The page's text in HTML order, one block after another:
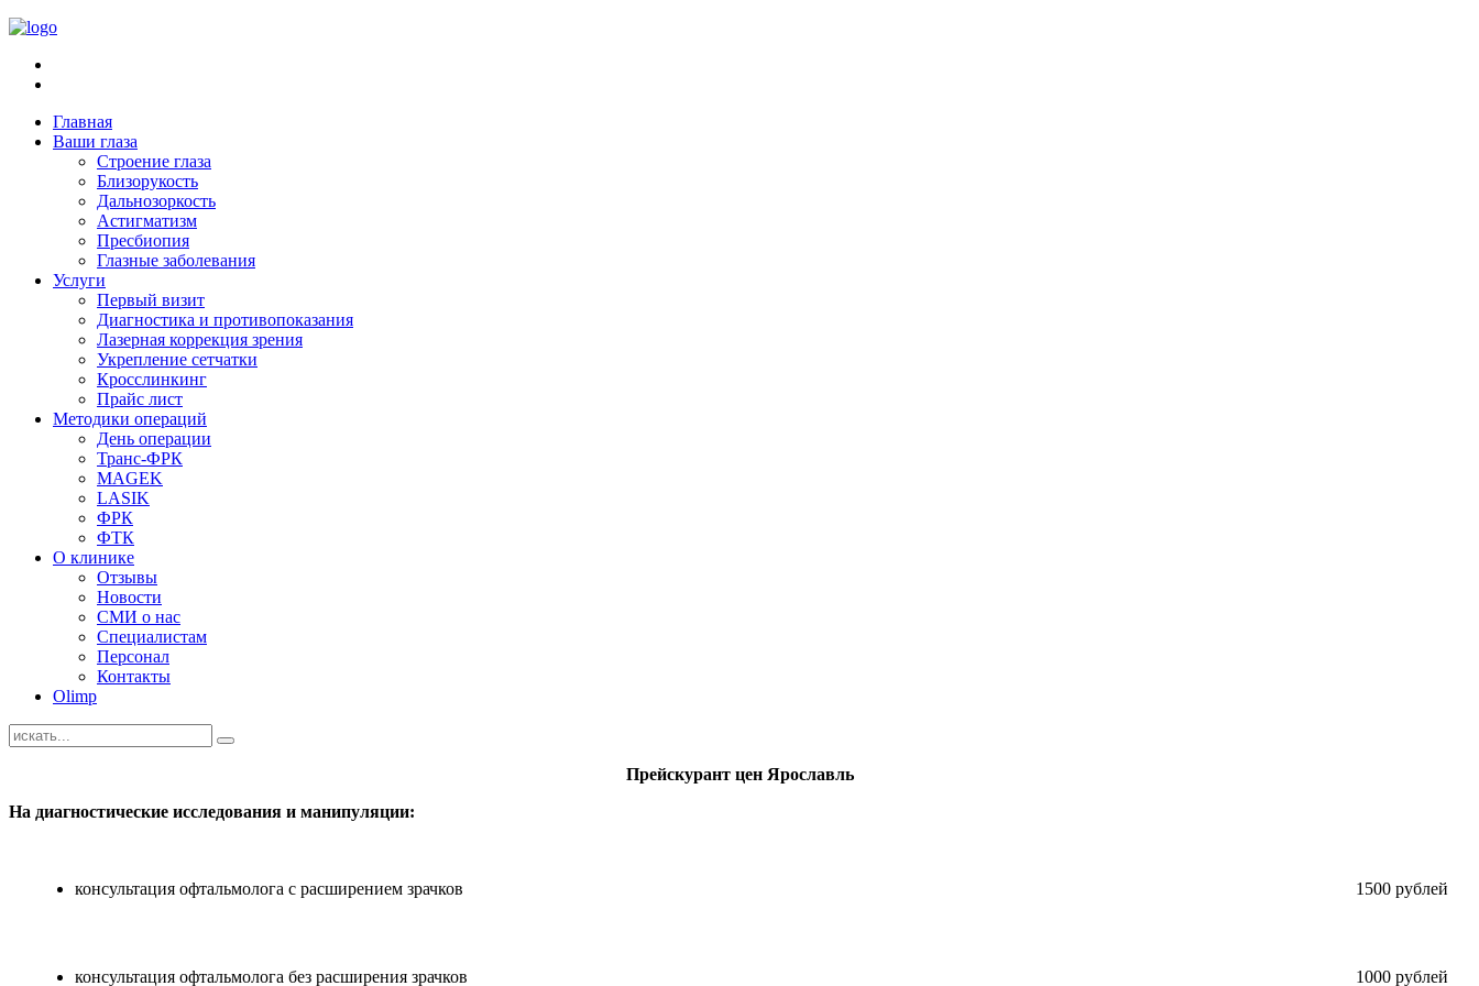
Главная
Ваши глаза
Строение глаза
Близорукость
Дальнозоркость
Астигматизм
Пресбиопия
Глазные заболевания
Услуги
Первый визит
Диагностика и противопоказания
Лазерная коррекция зрения
Укрепление сетчатки
Кросслинкинг
Прайс лист
Методики операций
День операции
Транс-ФРК
MAGEK
LASIK
ФРК
ФТК
О клинике
Отзывы
Новости
СМИ о нас
Специалистам
Персонал
Контакты
Olimp
Прейскурант цен Ярославль
На диагностические исследования и манипуляции:
консультация офтальмолога с расширением зрачков 1500 рублей
консультация офтальмолога без расширения зрачков 1000 рублей